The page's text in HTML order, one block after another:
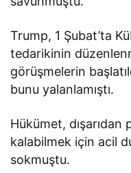
Trump, 1 Şubat’ta
tedarikinin
görüşmelerin
bunu yalanlamıştı.
Hükümet,
kalabilmek için acil
sokmuştu.